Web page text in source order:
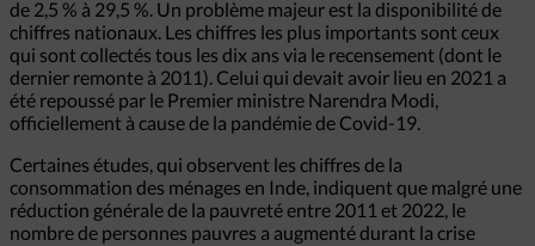
de 2,5 % à 29,5 %. Un problème majeur est la disponibilité de
chiffres nationaux. Les chiffres les plus importants sont ceux
qui sont collectés tous les dix ans via le recensement (dont le
dernier remonte à 2011). Celui qui devait avoir lieu en 2021 a
été repoussé par le Premier ministre Narendra Modi,
officiellement à cause de la pandémie de Covid-19.
Certaines études, qui observent les chiffres de la
consommation des ménages en Inde, indiquent que malgré une
réduction générale de la pauvreté entre 2011 et 2022, le
nombre de personnes pauvres a augmenté durant la crise